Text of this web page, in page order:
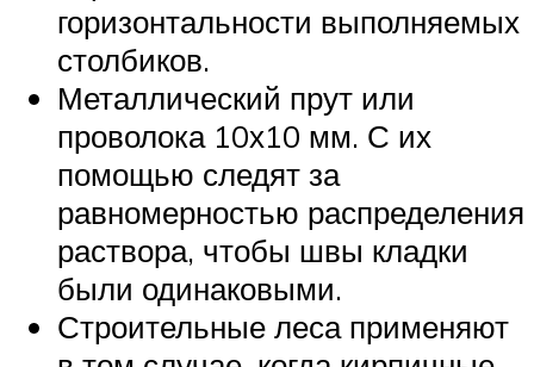
горизонтальности выполняемых
столбиков.
Металлический прут или
проволока 10х10 мм. С их
помощью следят за
равномерностью распределения
раствора, чтобы швы кладки
были одинаковыми.
Строительные леса применяют